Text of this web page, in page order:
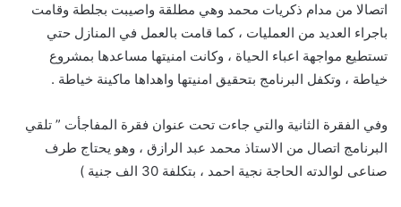
اتصالا من مدام ذكريات محمد وهي مطلقة واصيبت بجلطة وقامت
باجراء العديد من العمليات ، كما قامت بالعمل في المنازل حتي
تستطيع مواجهة اعباء الحياة ، وكانت امنيتها مساعدها بمشروع
خياطة ، وتكفل البرنامج بتحقيق امنيتها واهداها ماكينة خياطة .
وفي الفقرة الثانية والتي جاءت تحت عنوان فقرة المفاجأت ” تلقي
البرنامج اتصال من الاستاذ محمد عبد الرازق ، وهو يحتاج طرف
صناعى لوالدته الحاجة نجية احمد ، بتكلفة 30 الف جنية )